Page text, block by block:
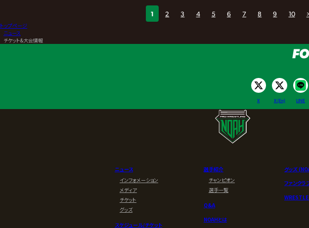
へレリックロック締め 内藤はシェインに「王者最
後の週末ぜひ楽しんでくれよ」▼清宮が鶴屋147
1 2 3 4 5 6 7 8 9 10
トップページ
ニュース
チケット&大会情報
X X (En) LINE
ニュース
インフォメーション
メディア
チケット
グッズ
スケジュール/チケット
選手紹介
チャンピオン
選手一覧
Q&A
NOAHとは
グッズ
ファンクラ